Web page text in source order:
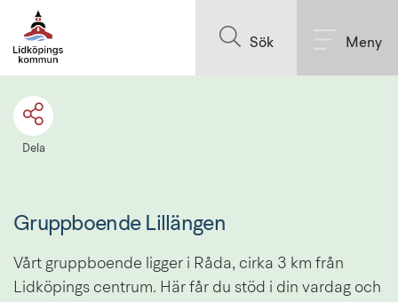
Sök Meny
Dela
Gruppboende Lillängen
Vårt gruppboende ligger i Råda, cirka 3 km från
Lidköpings centrum. Här får du stöd i din vardag och